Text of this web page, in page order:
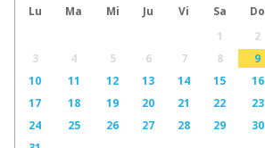
Lu Ma Mi Ju Vi Sa
Do
1
2
3
4 5 6 7 8
9
10
11 12 13 14 15
16
17
18 19 20 21 22
23
24
25 26 27 28 29
30